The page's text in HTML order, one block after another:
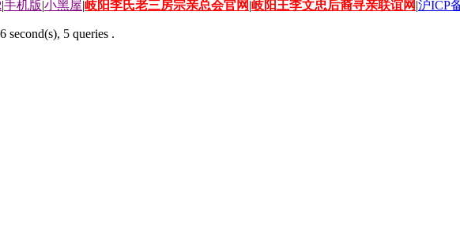
|手机版|小黑屋|岐阳李氏老三房宗亲总会官网|岐阳王李文忠后裔寻亲联谊网|沪ICP
second(s), 5 queries .